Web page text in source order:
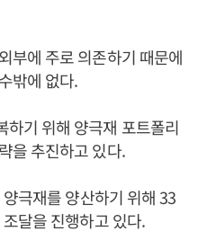
부에 주로 의존하기 때문에
밖에 없다.
하기 위해 양극재 포트폴리
을 추진하고 있다.
양극재를 양산하기 위해 33
달을 진행하고 있다.